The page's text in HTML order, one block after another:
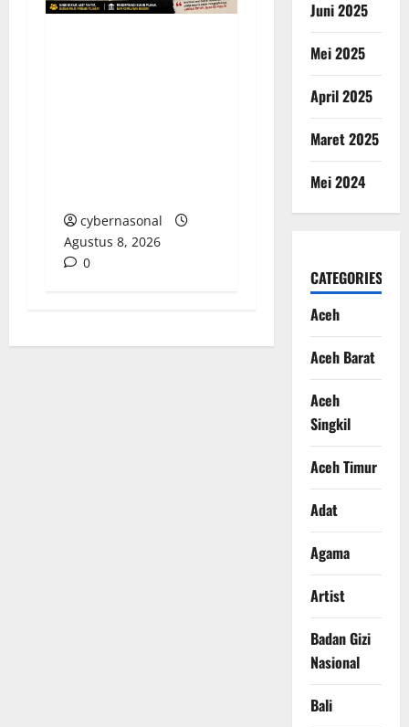
cybernasonal
Agustus 8, 2026
0
Juni 2025
Mei 2025
April 2025
Maret 2025
Mei 2024
CATEGORIES
Aceh
Aceh Barat
Aceh
Singkil
Aceh Timur
Adat
Agama
Artist
Badan Gizi
Nasional
Bali